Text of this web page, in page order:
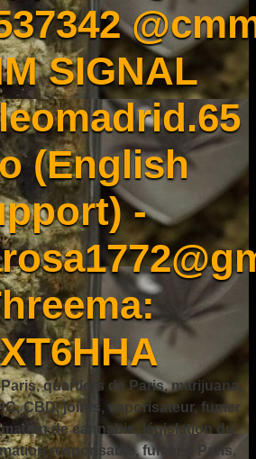
SIGNAL
(English
-
quartiers de Paris, marijuana,
CBD, joints, vaporisateur, fumer
de cannabis, législation du
responsable, fumer à Paris,